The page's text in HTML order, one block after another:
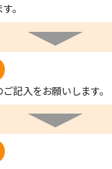
。
記入をお願いします。